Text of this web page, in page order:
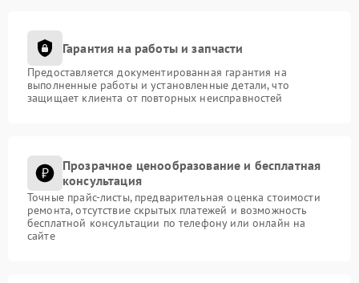
Гарантия на работы и запчасти
Предоставляется документированная гарантия на
выполненные работы и установленные детали, что
защищает клиента от повторных неисправностей
Прозрачное ценообразование и бесплатная
консультация
Точные прайс-листы, предварительная оценка стоимости
ремонта, отсутствие скрытых платежей и возможность
бесплатной консультации по телефону или онлайн на
сайте